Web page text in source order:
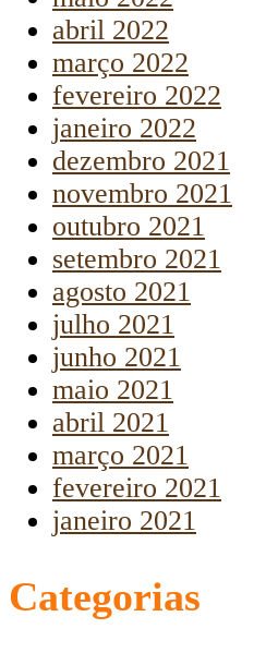
abril 2022
março 2022
fevereiro 2022
janeiro 2022
dezembro 2021
novembro 2021
outubro 2021
setembro 2021
agosto 2021
julho 2021
junho 2021
maio 2021
abril 2021
março 2021
fevereiro 2021
janeiro 2021
Categorias